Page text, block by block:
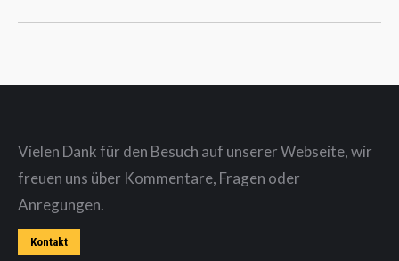
Vielen Dank für den Besuch auf unserer Webseite, wir
freuen uns über Kommentare, Fragen oder
Anregungen.
Kontakt